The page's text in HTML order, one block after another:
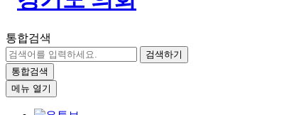
통합검색
검색하기
통합검색
메뉴 열기